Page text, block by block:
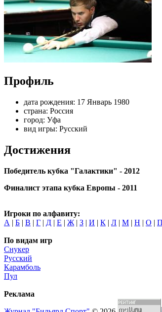
Профиль
дата рождения: 17 Январь 1980
страна: Россия
город: Уфа
вид игры: Русский
Достижения
Победитель кубка "Галактики" - 2012
Финалист этапа кубка Европы - 2011
Игроки по алфавиту:
А | Б | В | Г | Д | Е | Ж | З | И | К | Л | М | Н | О | П
По видам игр
Снукер
Русский
Карамболь
Пул
Реклама